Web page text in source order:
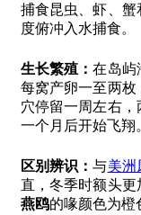
捕食昆虫、虾、蟹
度俯冲入水捕食。
生长繁殖：在岛屿
每窝产卵一至两枚
穴停留一周左右，
一个月后开始飞翔
区别辨识：与美洲
直，冬季时额头更
燕鸥的喙颜色为橙